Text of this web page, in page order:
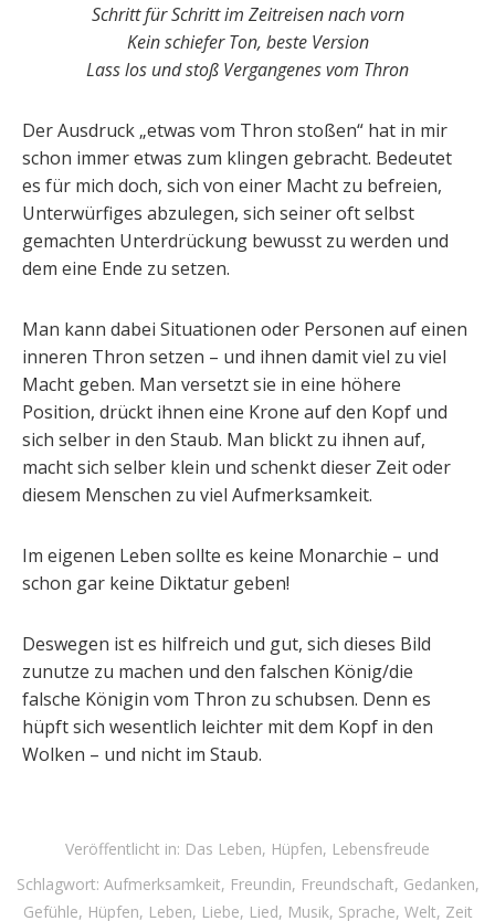
Schritt für Schritt im Zeitreisen nach vorn
Kein schiefer Ton, beste Version
Lass los und stoß Vergangenes vom Thron
Der Ausdruck „etwas vom Thron stoßen“ hat in mir
schon immer etwas zum klingen gebracht. Bedeutet
es für mich doch, sich von einer Macht zu befreien,
Unterwürfiges abzulegen, sich seiner oft selbst
gemachten Unterdrückung bewusst zu werden und
dem eine Ende zu setzen.
Man kann dabei Situationen oder Personen auf einen
inneren Thron setzen – und ihnen damit viel zu viel
Macht geben. Man versetzt sie in eine höhere
Position, drückt ihnen eine Krone auf den Kopf und
sich selber in den Staub. Man blickt zu ihnen auf,
macht sich selber klein und schenkt dieser Zeit oder
diesem Menschen zu viel Aufmerksamkeit.
Im eigenen Leben sollte es keine Monarchie – und
schon gar keine Diktatur geben!
Deswegen ist es hilfreich und gut, sich dieses Bild
zunutze zu machen und den falschen König/die
falsche Königin vom Thron zu schubsen. Denn es
hüpft sich wesentlich leichter mit dem Kopf in den
Wolken – und nicht im Staub.
Veröffentlicht in: Das Leben, Hüpfen, Lebensfreude
Schlagwort: Aufmerksamkeit, Freundin, Freundschaft, Gedanken,
Gefühle, Hüpfen, Leben, Liebe, Lied, Musik, Sprache, Welt, Zeit